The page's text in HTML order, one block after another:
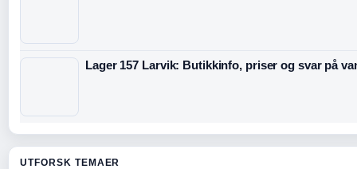
Lager 157 Larvik: Butikkinfo, priser og svar på
UTFORSK TEMAER